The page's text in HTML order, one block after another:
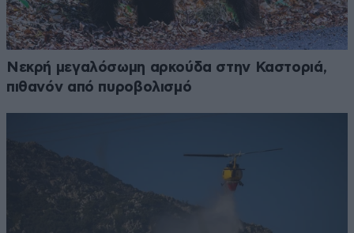
Νεκρή μεγαλόσωμη αρκούδα στην Καστοριά,
πιθανόν από πυροβολισμό